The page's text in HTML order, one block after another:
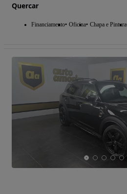
Quercar
Financiamento Oficina Chapa e Pintura